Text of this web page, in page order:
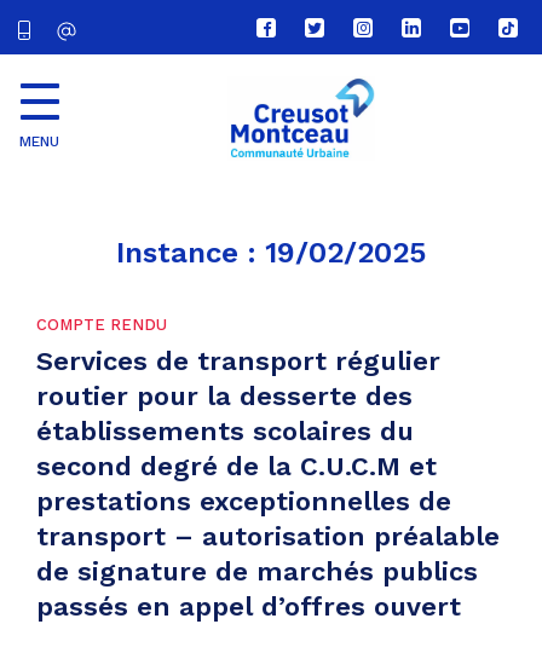
Lien
vers
compte
Facebook
Lien
vers
compte
Twitter
Lien
vers
le
compte
Lien
vers
Lien
vers
Lien
vers
MENU
Instance : 19/02/2025
COMPTE RENDU
Services de transport régulier
routier pour la desserte des
établissements scolaires du
second degré de la C.U.C.M et
prestations exceptionnelles de
transport – autorisation préalable
de signature de marchés publics
passés en appel d’offres ouvert